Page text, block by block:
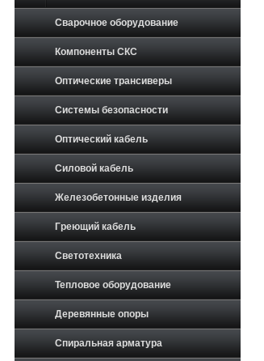
Сварочное оборудование
Компоненты СКС
Оптические трансиверы
Системы безопасности
Оптический кабель
Силовой кабель
Железобетонные изделия
Греющий кабель
Светотехника
Тепловое оборудование
Деревянные опоры
Спиральная арматура